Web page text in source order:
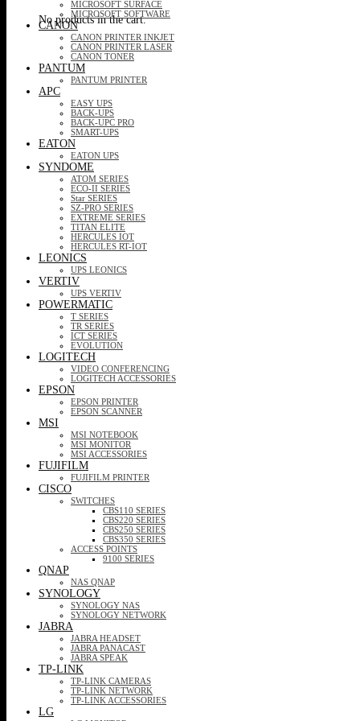
No products in the cart.
MICROSOFT SURFACE
MICROSOFT SOFTWARE
CANON
CANON PRINTER INKJET
CANON PRINTER LASER
CANON TONER
PANTUM
PANTUM PRINTER
APC
EASY UPS
BACK-UPS
BACK-UPC PRO
SMART-UPS
EATON
EATON UPS
SYNDOME
ATOM SERIES
ECO-II SERIES
Star SERIES
SZ-PRO SERIES
EXTREME SERIES
TITAN ELITE
HERCULES IOT
HERCULES RT-IOT
LEONICS
UPS LEONICS
VERTIV
UPS VERTIV
POWERMATIC
T SERIES
TR SERIES
ICT SERIES
EVOLUTION
LOGITECH
VIDEO CONFERENCING
LOGITECH ACCESSORIES
EPSON
EPSON PRINTER
EPSON SCANNER
MSI
MSI NOTEBOOK
MSI MONITOR
MSI ACCESSORIES
FUJIFILM
FUJIFILM PRINTER
CISCO
SWITCHES
CBS110 SERIES
CBS220 SERIES
CBS250 SERIES
CBS350 SERIES
ACCESS POINTS
9100 SERIES
QNAP
NAS QNAP
SYNOLOGY
SYNOLOGY NAS
SYNOLOGY NETWORK
JABRA
JABRA HEADSET
JABRA PANACAST
JABRA SPEAK
TP-LINK
TP-LINK CAMERAS
TP-LINK NETWORK
TP-LINK ACCESSORIES
LG